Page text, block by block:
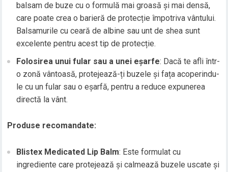
balsam de buze cu o formulă mai groasă și mai densă,
care poate crea o barieră de protecție împotriva vântului.
Balsamurile cu ceară de albine sau unt de shea sunt
excelente pentru acest tip de protecție.
Folosirea unui fular sau a unei eșarfe: Dacă te afli într-
o zonă vântoasă, protejează-ți buzele și fața acoperindu-
le cu un fular sau o eșarfă, pentru a reduce expunerea
directă la vânt.
Produse recomandate:
Blistex Medicated Lip Balm: Este formulat cu
ingrediente care protejează și calmează buzele uscate și